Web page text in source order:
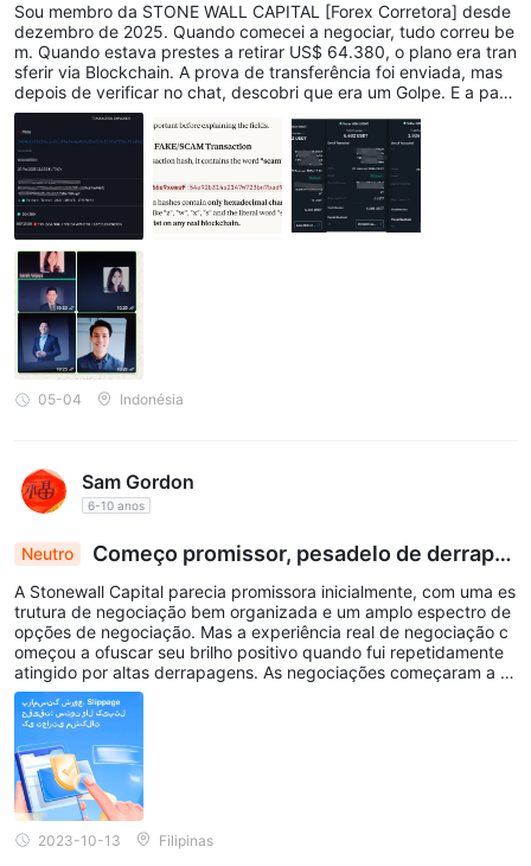
Sou membro da STONE WALL CAPITAL [Forex Corretora] desde
dezembro de 2025. Quando comecei a negociar, tudo correu be
m. Quando estava prestes a retirar US$ 64.380, o plano era tran
sferir via Blockchain. A prova de transferência foi enviada, mas
depois de verificar no chat, descobri que era um Golpe. E a parti
r de Blockchain, também pediram para transferir um Taxa de Gá
s de US$ 15.000, e isso também foi um Golpe. Depois que denu
nciei à FCA London, a conclusão foi que a STONE WALL CAPITA
L colaborou com um Blockchain falso para enganar os traders...
NÃO INVISTA NA STONE WALL CAPITAL. Denuncie à FCA Londo
n, Action Fraud London, Embaixada da Indonésia em Londres e
Polícia Cibernética da Indonésia. Também anexo os rostos dos f
uncionários da STONE WALL CAPITAL.
05-04 Indonésia
Sam Gordon
6-10 anos
Neutro
Começo promissor, pesadelo de derrapa
gem: a realidade de negociação da Stonewall Ca
pital
A Stonewall Capital parecia promissora inicialmente, com uma es
trutura de negociação bem organizada e um amplo espectro de
opções de negociação. Mas a experiência real de negociação c
omeçou a ofuscar seu brilho positivo quando fui repetidamente
atingido por altas derrapagens. As negociações começaram a s
er executadas a taxas indesejáveis, causando-me uma ansiedad
e comercial significativa. Como um trader experiente, posso ger
enciar pequenas derrapagens - mas a frequência e o nível de de
rrapagens aqui começaram a questionar minha sanidade e pers
picácia comercial.
2023-10-13 Filipinas